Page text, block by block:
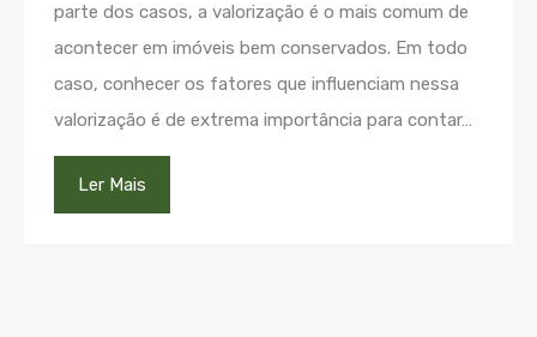
parte dos casos, a valorização é o mais comum de
acontecer em imóveis bem conservados. Em todo
caso, conhecer os fatores que influenciam nessa
valorização é de extrema importância para contar…
Ler Mais